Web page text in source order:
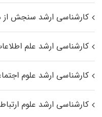
کارشناسی ارشد سنجش از
کارشناسی ارشد علم
کارشناسی ارشد علوم
کارشناسی ارشد علوم